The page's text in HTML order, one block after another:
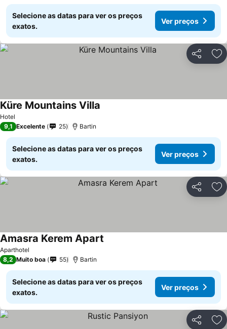
Selecione as datas para ver os preços
exatos.
Ver preços
Partilhar
Hotel
Küre Mountains Villa
9,1 Excelente 25 Bartin
Selecione as datas para ver os preços
exatos.
Ver preços
Partilhar
Aparthotel
Amasra Kerem Apart
8,2 Muito boa 55 Bartin
Selecione as datas para ver os preços
exatos.
Ver preços
Partilhar